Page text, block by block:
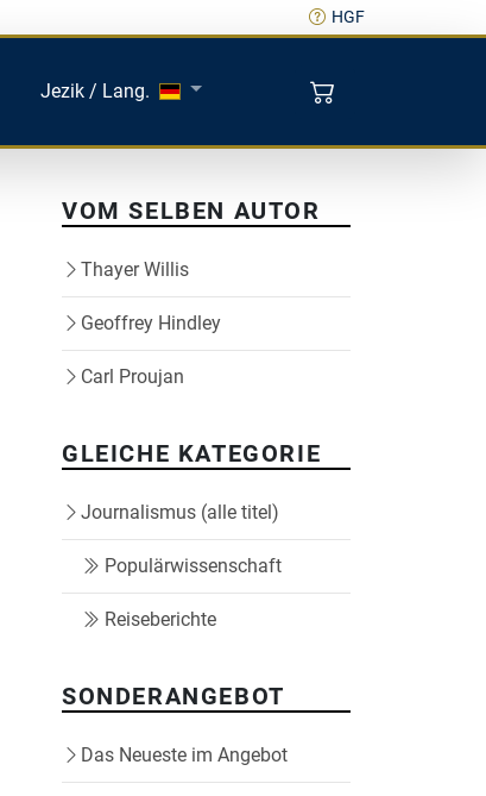
HGF
Jezik / Lang.
VOM SELBEN AUTOR
Thayer Willis
Geoffrey Hindley
Carl Proujan
GLEICHE KATEGORIE
Journalismus (alle titel)
Populärwissenschaft
Reiseberichte
SONDERANGEBOT
Das Neueste im Angebot